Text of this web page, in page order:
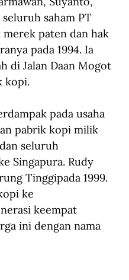
saham PT
paten dan hak
pada 1994. Ia
di Jalan Daan Mogot
kopi.
pada usaha
pabrik kopi milik
seluruh
Singapura. Rudy
Tinggipada 1999.
ke
keempat
ini dengan nama